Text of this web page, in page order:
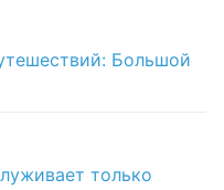
Большой
только